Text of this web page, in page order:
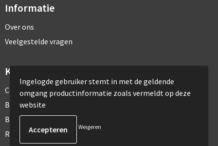
Informatie
Over ons
Veelgestelde vragen
Klantenservice
Contact
Bestelling & Bezorging
Betaalmethoden
Retourneren
Ingelogde gebruiker stemt in met de geldende
omgang productinformatie zoals vermeldt op deze
website
Weigeren